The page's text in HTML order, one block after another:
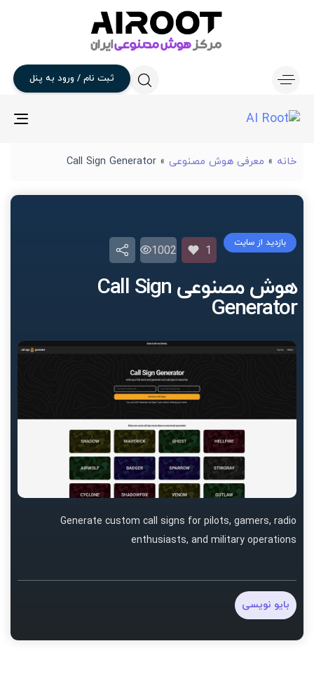
ثبت نام / ورود به پنل
خانه » معرفی هوش مصنوعی »
Call Sign Generator
هوش مصنوعی Call Sign
Generator
بازدید از سایت
1
1002
Generate custom call signs for pilots, gamers, radio
enthusiasts, and military operations
بایو نویسی